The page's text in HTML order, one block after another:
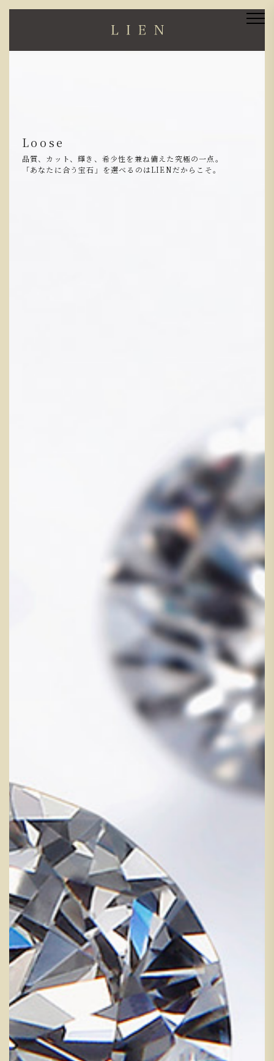
ブライダル
人生で初めて手にされる、二人だけの宝石。
だからこそ、ホンモノをお伝えしたい。
Loose
品質、カット、輝き、希少性を兼ね備えた究極の一点。
「あなたに合う宝石」を選べるのはLIENだからこそ。